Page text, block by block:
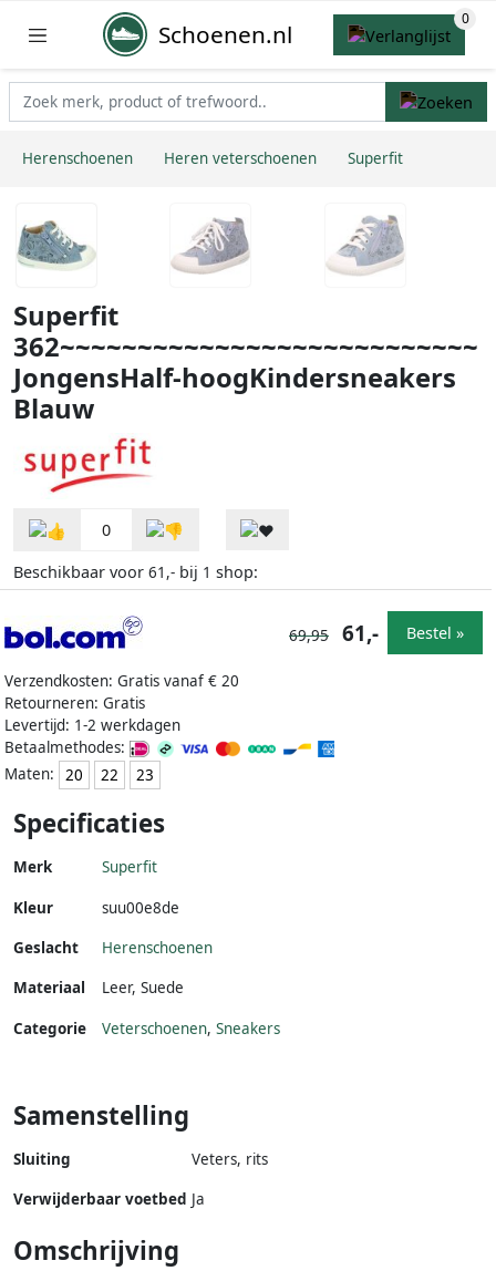
Schoenen.nl
Herenschoenen Heren veterschoenen Superfit
Superfit
362~~~~~~~~~~~~~~~~~~~~~~~~~~~
JongensHalf-hoogKindersneakers
Blauw
0
Beschikbaar voor 61,- bij 1 shop:
Verzendkosten: Gratis vanaf € 20
Retourneren: Gratis
Levertijd: 1-2 werkdagen
Betaalmethodes:
Maten:
20 22 23
69,95 61,- Bestel »
Specificaties
Merk Superfit
Kleur
suu00e8de
Geslacht
Herenschoenen
Materiaal
Leer, Suede
Categorie Veterschoenen, Sneakers
Samenstelling
Sluiting
Veters, rits
Verwijderbaar voetbed Ja
Omschrijving